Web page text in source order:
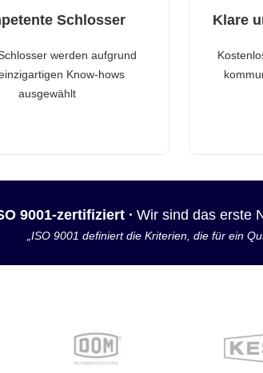
Schlosser
werden aufgrund
Know-hows
ausgewählt
Klare
9001-zertifiziert · Wir sind das erste
„ISO 9001 definiert die Kriterien, die für ein